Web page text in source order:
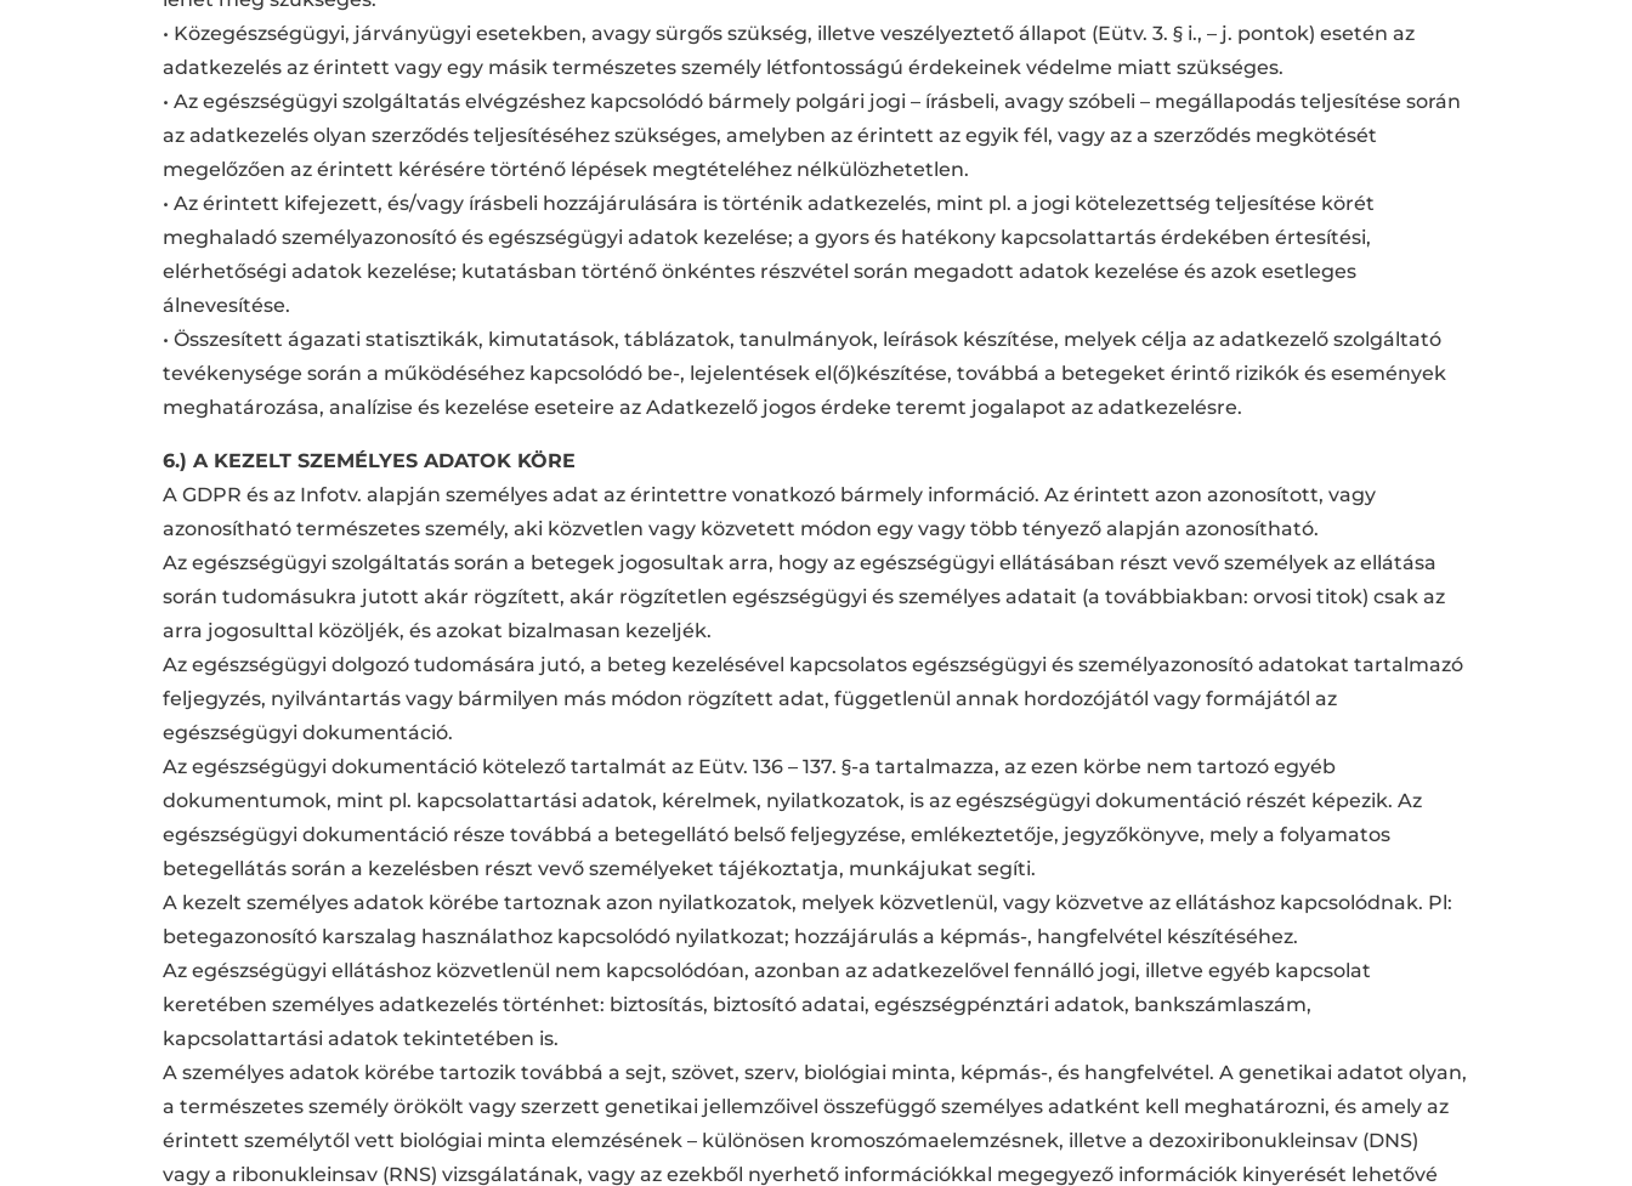
• Közegészségügyi, járványügyi esetekben, avagy sürgős szükség, illetve veszélyeztető állapot (Eütv. 3. § i., – j. pontok) esetén az
adatkezelés az érintett vagy egy másik természetes személy létfontosságú érdekeinek védelme miatt szükséges.
• Az egészségügyi szolgáltatás elvégzéshez kapcsolódó bármely polgári jogi – írásbeli, avagy szóbeli – megállapodás teljesítése során
az adatkezelés olyan szerződés teljesítéséhez szükséges, amelyben az érintett az egyik fél, vagy az a szerződés megkötését
megelőzően az érintett kérésére történő lépések megtételéhez nélkülözhetetlen.
• Az érintett kifejezett, és/vagy írásbeli hozzájárulására is történik adatkezelés, mint pl. a jogi kötelezettség teljesítése körét
meghaladó személyazonosító és egészségügyi adatok kezelése; a gyors és hatékony kapcsolattartás érdekében értesítési,
elérhetőségi adatok kezelése; kutatásban történő önkéntes részvétel során megadott adatok kezelése és azok esetleges
álnevesítése.
• Összesített ágazati statisztikák, kimutatások, táblázatok, tanulmányok, leírások készítése, melyek célja az adatkezelő szolgáltató
tevékenysége során a működéséhez kapcsolódó be-, lejelentések el(ő)készítése, továbbá a betegeket érintő rizikók és események
meghatározása, analízise és kezelése eseteire az Adatkezelő jogos érdeke teremt jogalapot az adatkezelésre.
6.) A KEZELT SZEMÉLYES ADATOK KÖRE
A GDPR és az Infotv. alapján személyes adat az érintettre vonatkozó bármely információ. Az érintett azon azonosított, vagy
azonosítható természetes személy, aki közvetlen vagy közvetett módon egy vagy több tényező alapján azonosítható.
Az egészségügyi szolgáltatás során a betegek jogosultak arra, hogy az egészségügyi ellátásában részt vevő személyek az ellátása
során tudomásukra jutott akár rögzített, akár rögzítetlen egészségügyi és személyes adatait (a továbbiakban: orvosi titok) csak az
arra jogosulttal közöljék, és azokat bizalmasan kezeljék.
Az egészségügyi dolgozó tudomására jutó, a beteg kezelésével kapcsolatos egészségügyi és személyazonosító adatokat tartalmazó
feljegyzés, nyilvántartás vagy bármilyen más módon rögzített adat, függetlenül annak hordozójától vagy formájától az
egészségügyi dokumentáció.
Az egészségügyi dokumentáció kötelező tartalmát az Eütv. 136 – 137. §-a tartalmazza, az ezen körbe nem tartozó egyéb
dokumentumok, mint pl. kapcsolattartási adatok, kérelmek, nyilatkozatok, is az egészségügyi dokumentáció részét képezik. Az
egészségügyi dokumentáció része továbbá a betegellátó belső feljegyzése, emlékeztetője, jegyzőkönyve, mely a folyamatos
betegellátás során a kezelésben részt vevő személyeket tájékoztatja, munkájukat segíti.
A kezelt személyes adatok körébe tartoznak azon nyilatkozatok, melyek közvetlenül, vagy közvetve az ellátáshoz kapcsolódnak. Pl:
betegazonosító karszalag használathoz kapcsolódó nyilatkozat; hozzájárulás a képmás-, hangfelvétel készítéséhez.
Az egészségügyi ellátáshoz közvetlenül nem kapcsolódóan, azonban az adatkezelővel fennálló jogi, illetve egyéb kapcsolat
keretében személyes adatkezelés történhet: biztosítás, biztosító adatai, egészségpénztári adatok, bankszámlaszám,
kapcsolattartási adatok tekintetében is.
A személyes adatok körébe tartozik továbbá a sejt, szövet, szerv, biológiai minta, képmás-, és hangfelvétel. A genetikai adatot olyan,
a természetes személy örökölt vagy szerzett genetikai jellemzőivel összefüggő személyes adatként kell meghatározni, és amely az
érintett személytől vett biológiai minta elemzésének – különösen kromoszómaelemzésnek, illetve a dezoxiribonukleinsav (DNS)
vagy a ribonukleinsav (RNS) vizsgálatának, vagy az ezekből nyerhető információkkal megegyező információk kinyerését lehetővé